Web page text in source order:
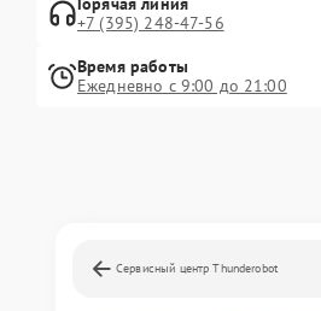
+7 (395) 248-47-56
Время работы
Ежедневно с 9:00 до 21:00
Сервисный центр Thunderobot